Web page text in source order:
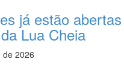
já estão
Lua Cheia
de 2026